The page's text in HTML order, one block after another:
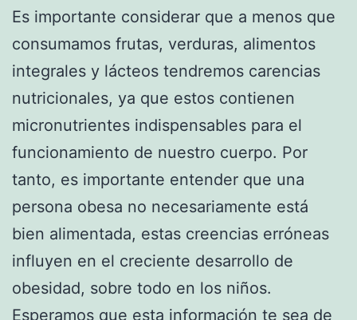
Es importante considerar que a menos que
consumamos frutas, verduras, alimentos
integrales y lácteos tendremos carencias
nutricionales, ya que estos contienen
micronutrientes indispensables para el
funcionamiento de nuestro cuerpo. Por
tanto, es importante entender que una
persona obesa no necesariamente está
bien alimentada, estas creencias erróneas
influyen en el creciente desarrollo de
obesidad, sobre todo en los niños.
Esperamos que esta información te sea de